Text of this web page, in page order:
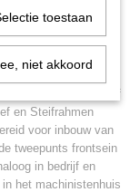
In de
met vliegwiel. Vijf
en Steifrahmen
voor inbouw van
tweepunts frontsein
in bedrijf en
het machinistenhuis
toestaan
niet akkoord